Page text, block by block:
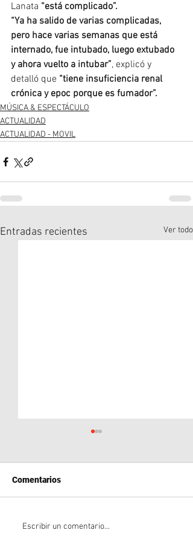
Lanata “está complicado”.
“Ya ha salido de varias complicadas,
pero hace varias semanas que está
internado, fue intubado, luego extubado
y ahora vuelto a intubar”, explicó y
detalló que “tiene insuficiencia renal
crónica y epoc porque es fumador”.
MÚSICA & ESPECTÁCULO
ACTUALIDAD
ACTUALIDAD - MOVIL
Entradas recientes Ver todo
Neuquén en la Mira: El
Comentarios
Escribir un comentario...